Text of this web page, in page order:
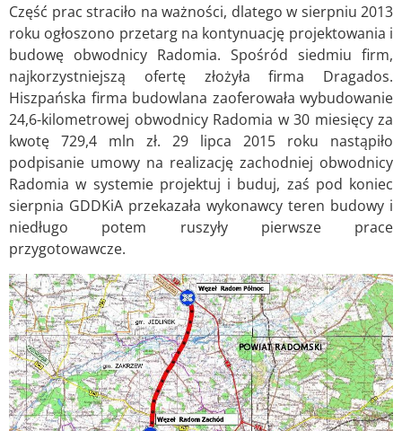
Część prac straciło na ważności, dlatego w sierpniu 2013
roku ogłoszono przetarg na kontynuację projektowania i
budowę obwodnicy Radomia. Spośród siedmiu firm,
najkorzystniejszą ofertę złożyła firma Dragados.
Hiszpańska firma budowlana zaoferowała wybudowanie
24,6-kilometrowej obwodnicy Radomia w 30 miesięcy za
kwotę 729,4 mln zł. 29 lipca 2015 roku nastąpiło
podpisanie umowy na realizację zachodniej obwodnicy
Radomia w systemie projektuj i buduj, zaś pod koniec
sierpnia GDDKiA przekazała wykonawcy teren budowy i
niedługo potem ruszyły pierwsze prace
przygotowawcze.